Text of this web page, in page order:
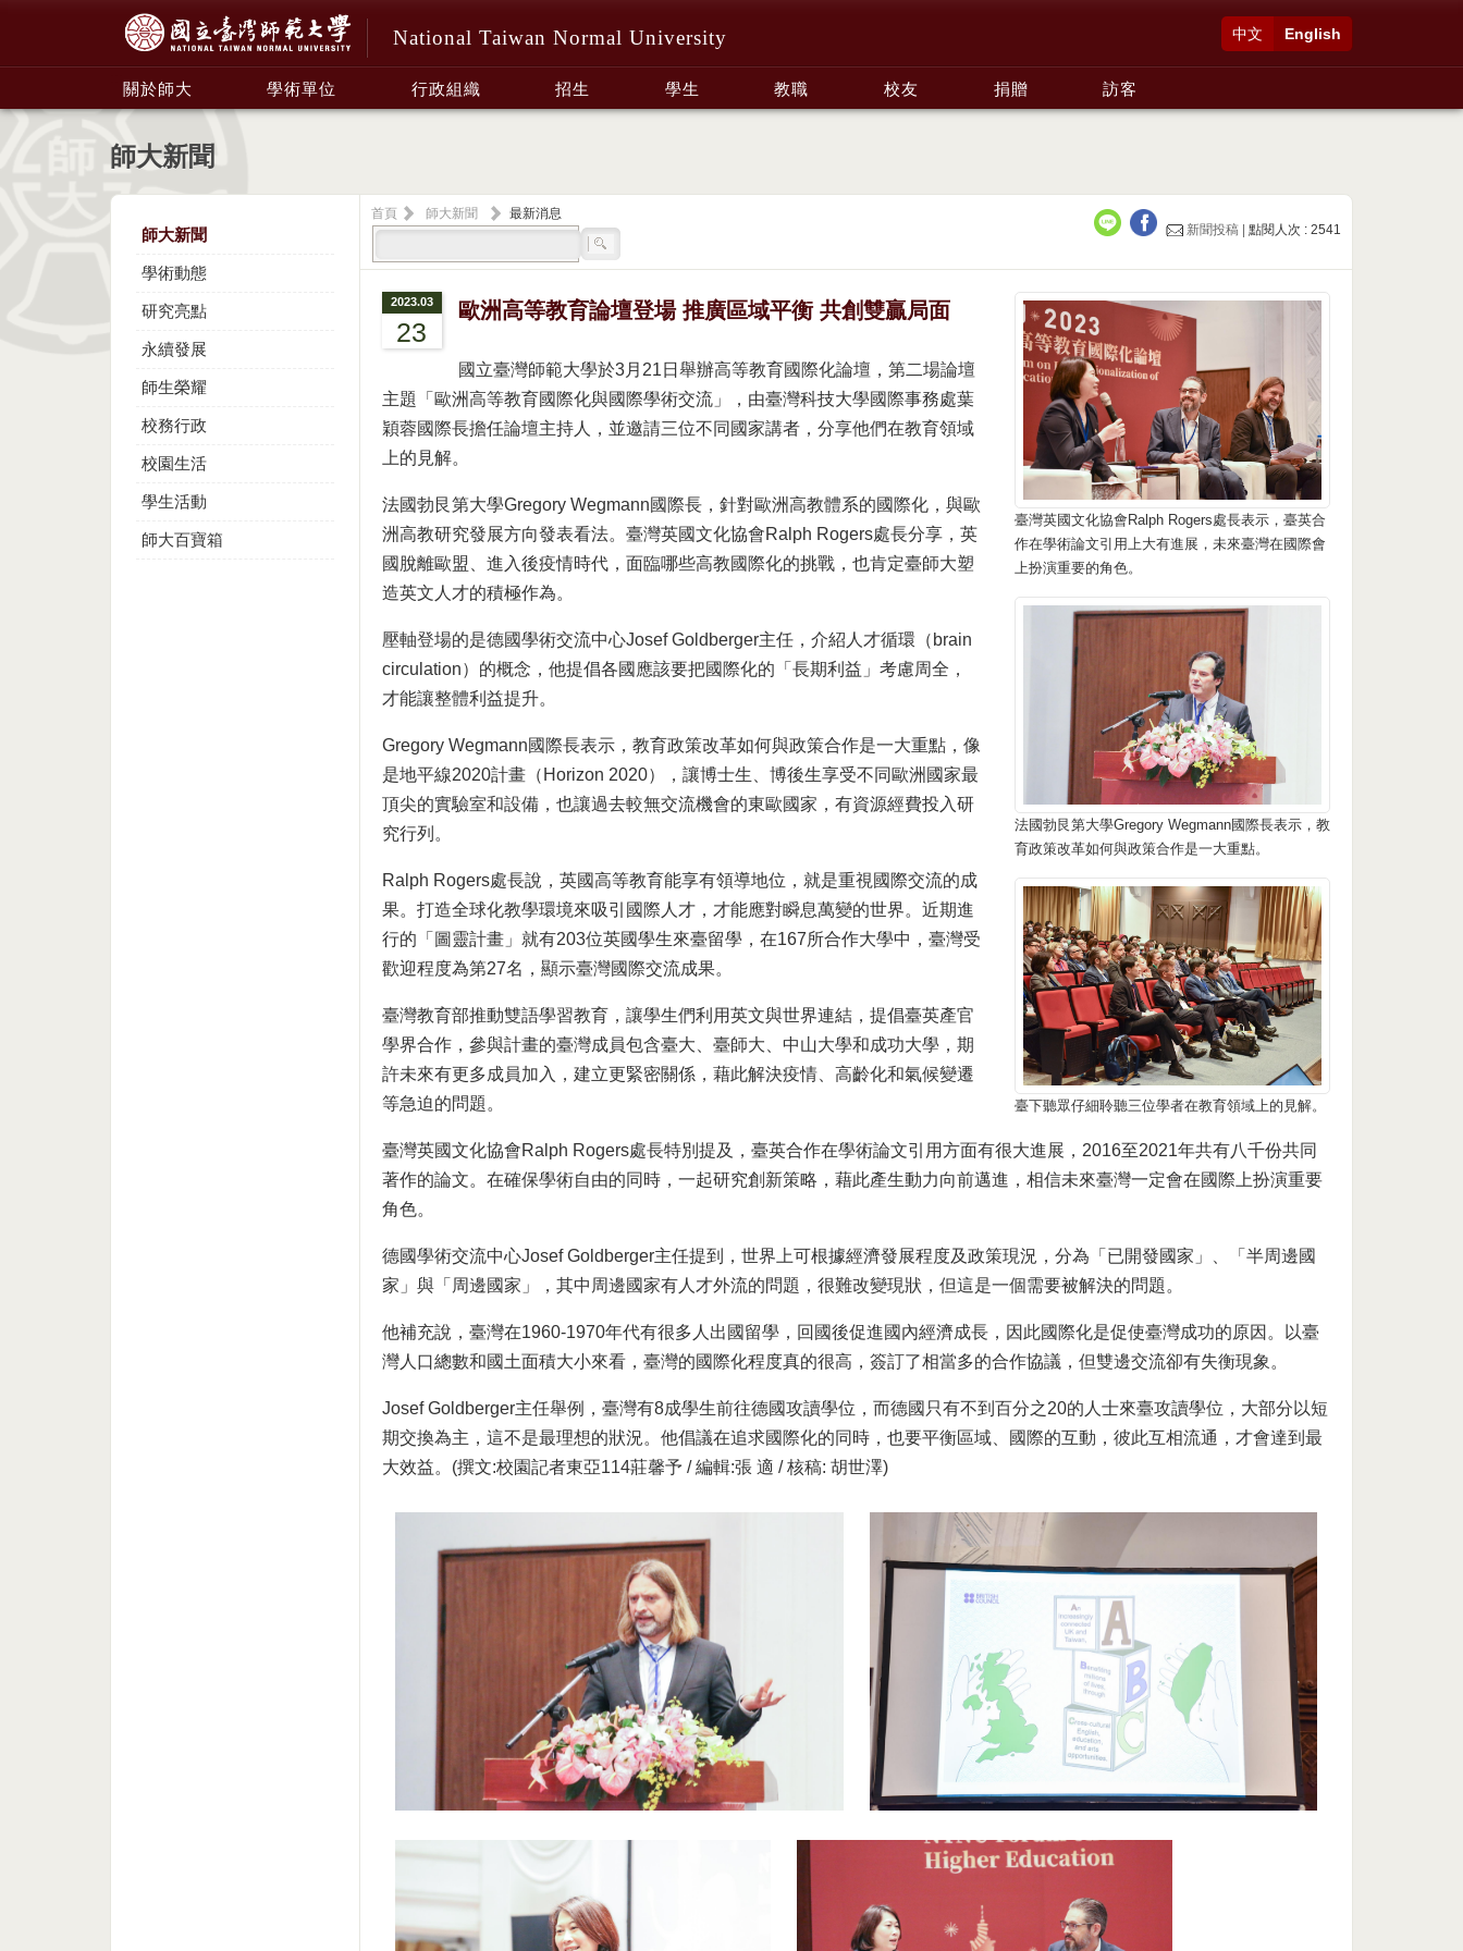
National Taiwan Normal University English
中文
關於師大 學術單位 行政組織 招生 學生 教職 校友 捐贈 訪客
師大新聞
師大新聞
學術動態
研究亮點
永續發展
師生榮耀
校務行政
校園生活
學生活動
師大百寶箱
首頁 師大新聞
最新消息
新聞投稿 |點閱人次 : 2541
臺灣英國文化協會Ralph Rogers處長表示，臺英合
作在學術論文引用上大有進展，未來臺灣在國際會
上扮演重要的角色。
法國勃艮第大學Gregory Wegmann國際長表示，教
育政策改革如何與政策合作是一大重點。
臺下聽眾仔細聆聽三位學者在教育領域上的見解。
2023.03
23
歐洲高等教育論壇登場 推廣區域平衡 共創雙贏局面
國立臺灣師範大學於3月21日舉辦高等教育國際化論壇，第二場論壇
主題「歐洲高等教育國際化與國際學術交流」，由臺灣科技大學國際事務處葉
穎蓉國際長擔任論壇主持人，並邀請三位不同國家講者，分享他們在教育領域
上的見解。
法國勃艮第大學Gregory Wegmann國際長，針對歐洲高教體系的國際化，與歐
洲高教研究發展方向發表看法。臺灣英國文化協會Ralph Rogers處長分享，英
國脫離歐盟、進入後疫情時代，面臨哪些高教國際化的挑戰，也肯定臺師大塑
造英文人才的積極作為。
壓軸登場的是德國學術交流中心Josef Goldberger主任，介紹人才循環（brain
circulation）的概念，他提倡各國應該要把國際化的「長期利益」考慮周全，
才能讓整體利益提升。
Gregory Wegmann國際長表示，教育政策改革如何與政策合作是一大重點，像
是地平線2020計畫（Horizon 2020），讓博士生、博後生享受不同歐洲國家最
頂尖的實驗室和設備，也讓過去較無交流機會的東歐國家，有資源經費投入研
究行列。
Ralph Rogers處長說，英國高等教育能享有領導地位，就是重視國際交流的成
果。打造全球化教學環境來吸引國際人才，才能應對瞬息萬變的世界。近期進
行的「圖靈計畫」就有203位英國學生來臺留學，在167所合作大學中，臺灣受
歡迎程度為第27名，顯示臺灣國際交流成果。
臺灣教育部推動雙語學習教育，讓學生們利用英文與世界連結，提倡臺英產官
學界合作，參與計畫的臺灣成員包含臺大、臺師大、中山大學和成功大學，期
許未來有更多成員加入，建立更緊密關係，藉此解決疫情、高齡化和氣候變遷
等急迫的問題。
臺灣英國文化協會Ralph Rogers處長特別提及，臺英合作在學術論文引用方面有很大進展，2016至2021年共有八千份共同
著作的論文。在確保學術自由的同時，一起研究創新策略，藉此產生動力向前邁進，相信未來臺灣一定會在國際上扮演重要
角色。
德國學術交流中心Josef Goldberger主任提到，世界上可根據經濟發展程度及政策現況，分為「已開發國家」、「半周邊國
家」與「周邊國家」，其中周邊國家有人才外流的問題，很難改變現狀，但這是一個需要被解決的問題。
他補充說，臺灣在1960-1970年代有很多人出國留學，回國後促進國內經濟成長，因此國際化是促使臺灣成功的原因。以臺
灣人口總數和國土面積大小來看，臺灣的國際化程度真的很高，簽訂了相當多的合作協議，但雙邊交流卻有失衡現象。
Josef Goldberger主任舉例，臺灣有8成學生前往德國攻讀學位，而德國只有不到百分之20的人士來臺攻讀學位，大部分以短
期交換為主，這不是最理想的狀況。他倡議在追求國際化的同時，也要平衡區域、國際的互動，彼此互相流通，才會達到最
大效益。(撰文:校園記者東亞114莊馨予 / 編輯:張 適 / 核稿: 胡世澤)